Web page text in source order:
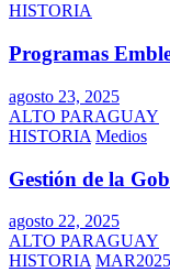
HISTORIA
Programas
agosto 23, 2025
ALTO PARAGUAY
HISTORIA Medios
Gestión de la
agosto 22, 2025
ALTO PARAGUAY
HISTORIA MAR2025